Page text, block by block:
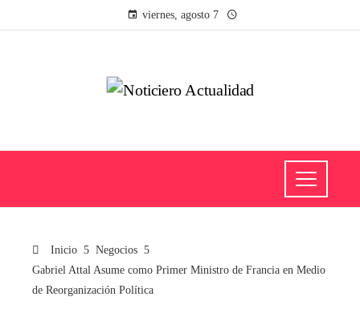
viernes, agosto 7
Inicio
Negocios
Gabriel Attal Asume como Primer Ministro de Francia en Medio
de Reorganización Política